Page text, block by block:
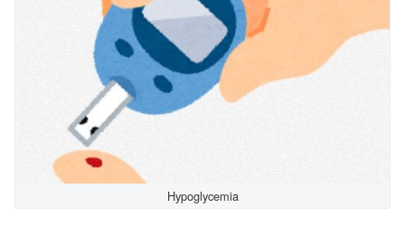
Hypoglycemia